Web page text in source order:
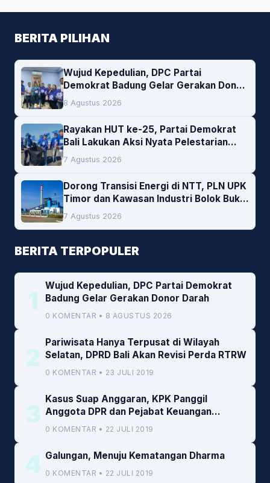
BERITA PILIHAN
Wujud Kepedulian, DPC Partai
Demokrat Badung Gelar Gerakan Donor
Darah
8 Agustus 2026
Rayakan HUT ke-25, Partai Demokrat
Bali Lakukan Aksi Nyata Pelestarian
Lingkungan
7 Agustus 2026
Dorong Transisi Energi di NTT, PLN UPK
Timor dan Kawasan Industri Bolok Buka
Peluang Investasi Woodchip untuk
Cofiring PLTU Bolok
7 Agustus 2026
BERITA TERPOPULER
1
Wujud Kepedulian, DPC Partai Demokrat
Badung Gelar Gerakan Donor Darah
0 KOMENTAR • 8 AGUSTUS 2026
2
Pariwisata Hanya Terpusat di Wilayah
Selatan, DPRD Bali Akan Revisi Perda RTRW
0 KOMENTAR • 23 JULI 2019
3
Kasus Suap Anggaran, KPK Panggil
Anggota DPR dan Pejabat Keuangan
Kemenkeu
0 KOMENTAR • 22 JULI 2019
4 Galungan, Menuju Kematangan Dharma
0 KOMENTAR • 22 JULI 2019